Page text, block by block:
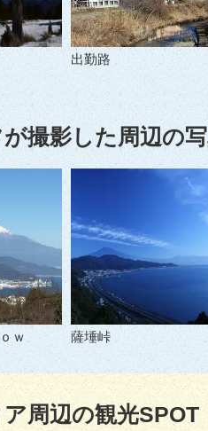
出勤路
撮影した周辺の
ｗ 薩埵峠
周辺の観光SPOT